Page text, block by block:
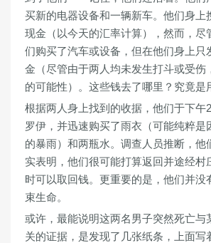
买新的电器设备和一辆新车。他们身上
现金（以今天的汇率计算），然而，尽
们购买了汽车或设备，但在他们身上只
金（尽管由于两人均未发生打斗或受伤
的可能性）。这些钱去了哪里？究竟是
根据两人身上找到的收据，他们于下午
罗伊，并迅速购买了雨衣（可能纯粹是
的暴雨）和两瓶水。调查人员推断，他
实表明，他们很可能打算返回并途经村
时可以取回钱。更重要的是，他们并没
束生命。
或许，最能说明这两名男子突然死亡与
关的证据，是发现了几张纸条，上面写